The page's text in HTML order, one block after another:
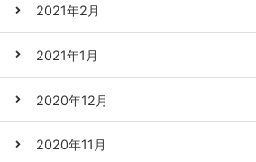
2021年2月
2021年1月
2020年12月
2020年11月